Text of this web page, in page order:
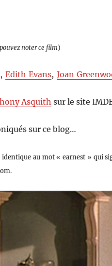
noter ce film)
, Edith Evans, Joan
Asquith sur le site
sur ce blog…
au mot « earnest » qui